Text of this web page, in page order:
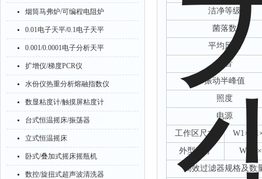
烟筒马弗炉/可编程电阻炉
0.01电子天平/0.1电子天平
0.001/0.0001电子分析天平
扩增仪/梯度PCR仪
水份仪热重分析熔融指数仪
数显粘度计/触摸屏粘度计
台式恒温摇床/振荡器
立式恒温摇床
卧式/叠加式摇床摇瓶机
数控/旋扭式超声波清洗器
洁净等级
菌落数
平均风速
噪音
振动半峰值
照度
电源
工作区尺寸
外型尺寸
高效过滤器规格及数